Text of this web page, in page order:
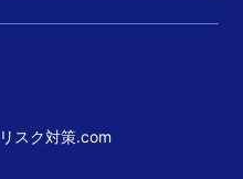
リスク対策.com